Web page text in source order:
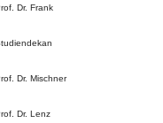
Dr. Frank
Dr. Mischner
Dr. Lenz